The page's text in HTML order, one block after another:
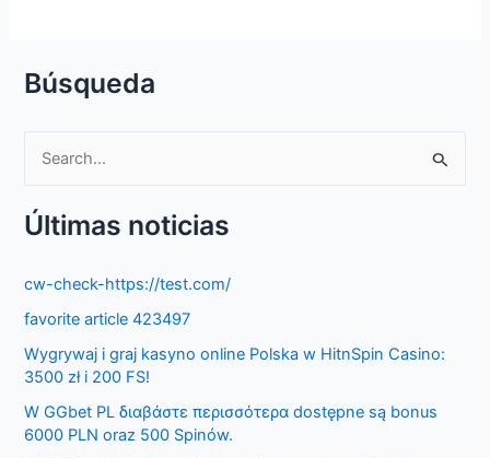
Búsqueda
a
c
h
f
o
r
Últimas noticias
cw-check-https://test.com/
favorite article 423497
Wygrywaj i graj kasyno online Polska w HitnSpin Casino:
3500 zł i 200 FS!
W GGbet PL διαβάστε περισσότερα dostępne są bonus
6000 PLN oraz 500 Spinów.